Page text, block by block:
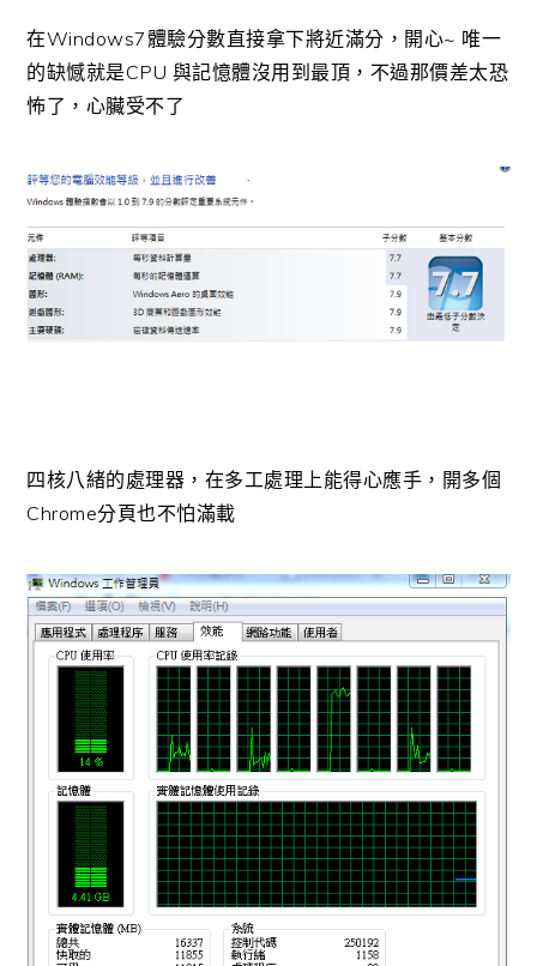
在Windows7體驗分數直接拿下將近滿分，開心~ 唯一
的缺憾就是CPU 與記憶體沒用到最頂，不過那價差太恐
怖了，心臟受不了
四核八緒的處理器，在多工處理上能得心應手，開多個
Chrome分頁也不怕滿載